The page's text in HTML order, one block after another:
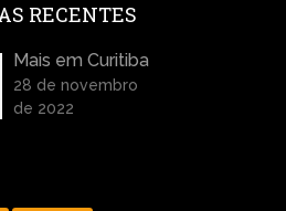
RECENTES
Mais em Curitiba
28 de novembro
de 2022